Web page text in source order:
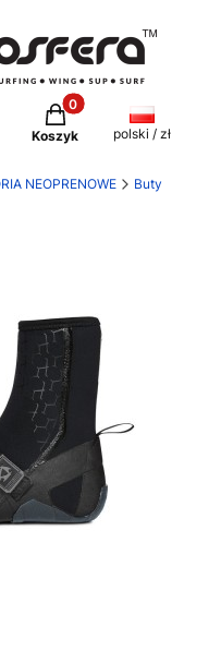
Produkty w koszyku:
Koszyk polski / zł
NEOPRENOWE Buty